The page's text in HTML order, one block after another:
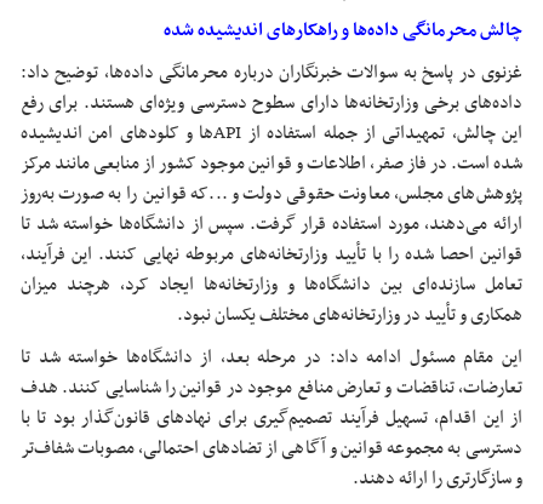
چالش محرمانگی داده‌ها و راهکارهای اندیشیده شده
غزنوی در پاسخ به سوالات خبرنگاران درباره محرمانگی داده‌ها، توضیح داد:
داده‌های برخی وزارتخانه‌ها دارای سطوح دسترسی ویژه‌ای هستند. برای رفع
این چالش، تمهیداتی از جمله استفاده از APIها و کلودهای امن اندیشیده
شده است. در فاز صفر، اطلاعات و قوانین موجود کشور از منابعی مانند مرکز
پژوهش‌های مجلس، معاونت حقوقی دولت و ...که قوانین را به صورت به‌روز
ارائه می‌دهند، مورد استفاده قرار گرفت. سپس از دانشگاه‌ها خواسته شد تا
قوانین احصا شده را با تأیید وزارتخانه‌های مربوطه نهایی کنند. این فرآیند،
تعامل سازنده‌ای بین دانشگاه‌ها و وزارتخانه‌ها ایجاد کرد، هرچند میزان
همکاری و تأیید در وزارتخانه‌های مختلف یکسان نبود.
این مقام مسئول ادامه داد: در مرحله بعد، از دانشگاه‌ها خواسته شد تا
تعارضات، تناقضات و تعارض منافع موجود در قوانین را شناسایی کنند. هدف
از این اقدام، تسهیل فرآیند تصمیم‌گیری برای نهادهای قانون‌گذار بود تا با
دسترسی به مجموعه قوانین و آگاهی از تضادهای احتمالی، مصوبات شفاف‌تر
و سازگارتری را ارائه دهند.